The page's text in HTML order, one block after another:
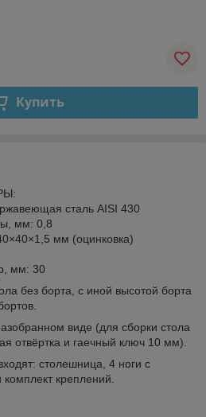
Купить
cталь AISI 430
мм: 0,8
мм (оцинковка)
мм: 30
без борта, с иной высотой борта
виде (для сборки стола
отвёртка и гаечный ключ 10 мм).
столешница, 4 ноги с
креплений.